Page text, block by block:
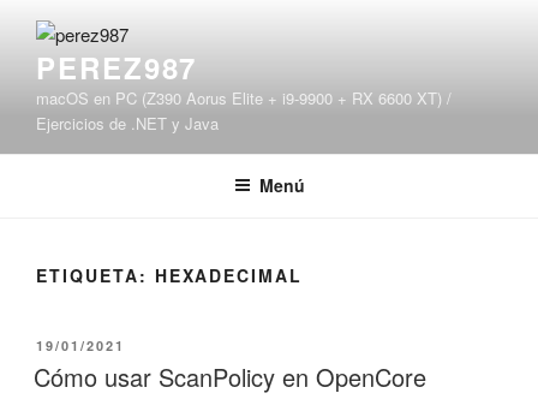
contenidoPEREZ987
macOS en PC (Z390 Aorus Elite + i9-9900 + RX 6600 XT) /
Ejercicios de .NET y Java
Menú
ETIQUETA: HEXADECIMAL
PUBLICADO
EL
19/01/2021
Cómo usar ScanPolicy en OpenCore